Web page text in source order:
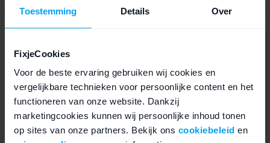
Toestemming Details Over
FixjeCookies
Voor de beste ervaring gebruiken wij cookies en
vergelijkbare technieken voor persoonlijke content en het
functioneren van onze website. Dankzij
marketingcookies kunnen wij persoonlijke inhoud tonen
op sites van onze partners. Bekijk ons cookiebeleid en
Veiligheidsbril, Magnetische
Vraag Hoe moet je de MacBook batterij
kalibreren?
Antwoord Zet de MacBook Pro A1502 uit en laadt